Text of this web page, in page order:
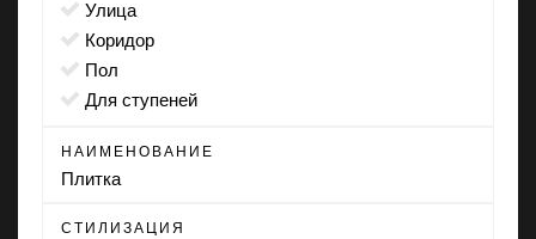
улица
коридор
пол
для ступеней
НАИМЕНОВАНИЕ
Плитка
СТИЛИЗАЦИЯ